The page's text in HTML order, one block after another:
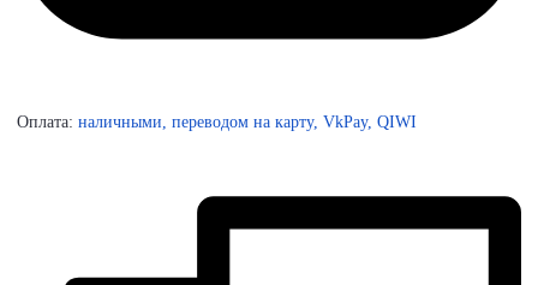
Оплата: наличными, переводом на карту, VkPay, QIWI